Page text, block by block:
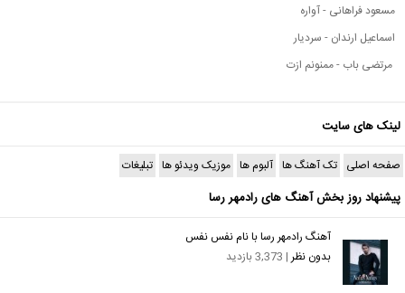
مسعود فراهانی - آواره
اسماعیل ارندان - سردیار
مرتضی باب - ممنونم ازت
لینک های سایت
صفحه اصلی تک آهنگ ها آلبوم ها موزیک ویدئو ها تبلیغات
پیشنهاد روز بخش آهنگ های رادمهر رسا
آهنگ رادمهر رسا با نام نفس نفس
بدون نظر | 3,373 بازدید